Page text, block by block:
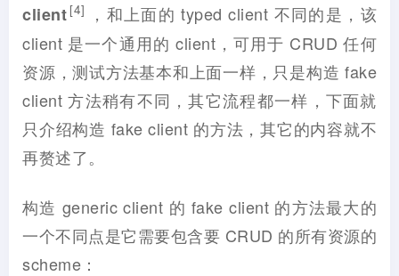
client [4]
，和上面的 typed client 不同的是，该
client 是一个通用的 client，可用于 CRUD 任何
资源，测试方法基本和上面一样，只是构造 fake
client 方法稍有不同，其它流程都一样，下面就
只介绍构造 fake client 的方法，其它的内容就不
再赘述了。
构造 generic client 的 fake client 的方法最大的
一个不同点是它需要包含要 CRUD 的所有资源的
scheme：